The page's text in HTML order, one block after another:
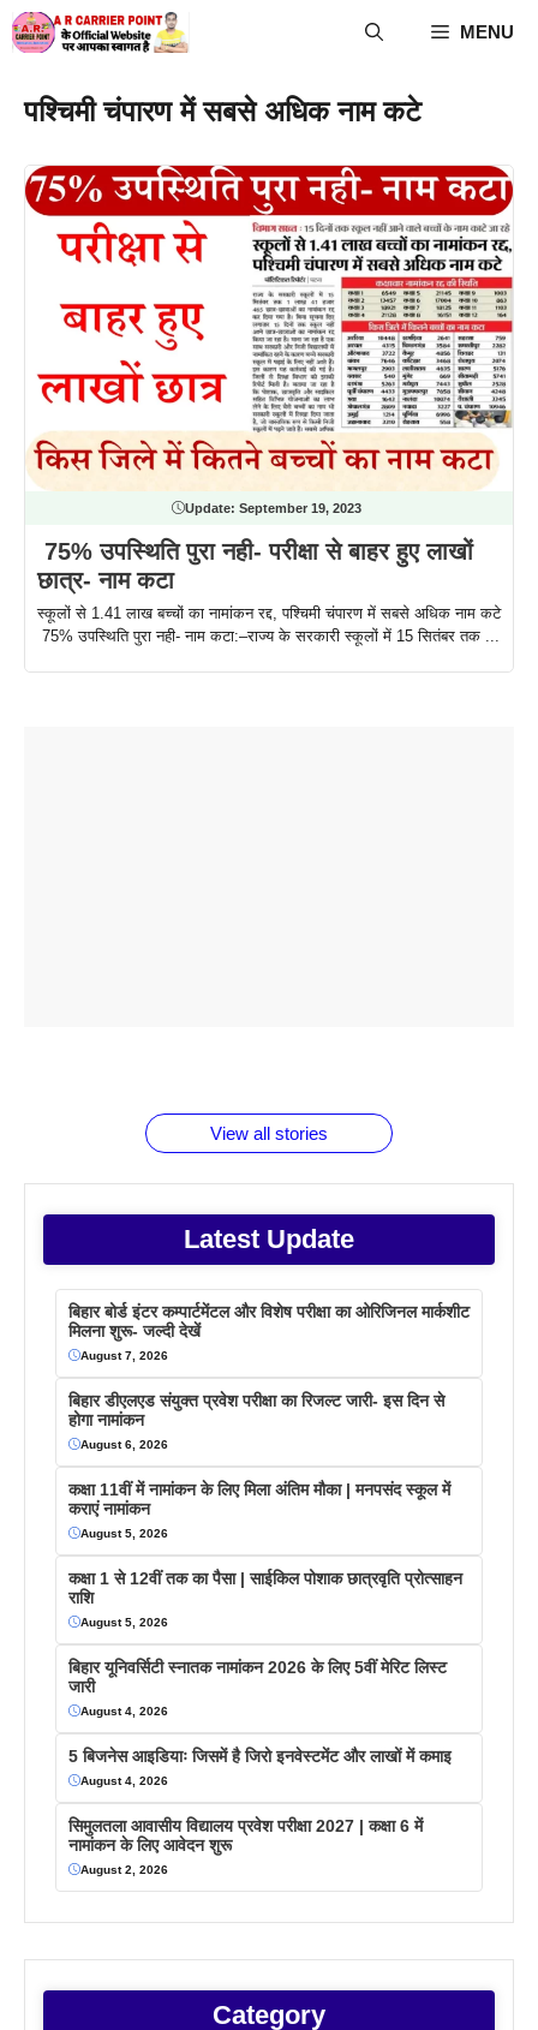
Skip
to
MENU
पश्चिमी चंपारण में सबसे अधिक नाम कटे
Update: September 19, 2023
75% उपस्थिति पुरा नही- परीक्षा से बाहर हुए लाखों
छात्र- नाम कटा
स्कूलों से 1.41 लाख बच्चों का नामांकन रद्द, पश्चिमी चंपारण में सबसे अधिक नाम कटे
75% उपस्थिति पुरा नही- नाम कटा:–राज्य के सरकारी स्कूलों में 15 सितंबर तक ...
View all stories
Latest Update
बिहार बोर्ड इंटर कम्पार्टमेंटल और विशेष परीक्षा का ओरिजिनल मार्कशीट
मिलना शुरू- जल्दी देखें
August 7, 2026
बिहार डीएलएड संयुक्त प्रवेश परीक्षा का रिजल्ट जारी- इस दिन से
होगा नामांकन
August 6, 2026
कक्षा 11वीं में नामांकन के लिए मिला अंतिम मौका | मनपसंद स्कूल में
कराएं नामांकन
August 5, 2026
कक्षा 1 से 12वीं तक का पैसा | साईकिल पोशाक छात्रवृति प्रोत्साहन
राशि
August 5, 2026
बिहार यूनिवर्सिटी स्नातक नामांकन 2026 के लिए 5वीं मेरिट लिस्ट
जारी
August 4, 2026
5 बिजनेस आइडियाः जिसमें है जिरो इनवेस्टमेंट और लाखों में कमाइ
August 4, 2026
सिमुलतला आवासीय विद्यालय प्रवेश परीक्षा 2027 | कक्षा 6 में
नामांकन के लिए आवेदन शुरू
August 2, 2026
Category